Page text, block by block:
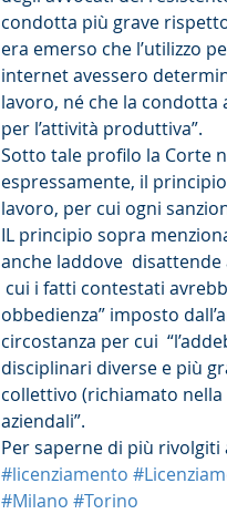
condotta più grave
era emerso che l’utilizzo
internet avessero
lavoro, né che la condotta
per l’attività produttiva”.
Sotto tale profilo la Corte
espressamente, il
lavoro, per cui ogni
IL principio sopra
anche laddove
cui i fatti contestati
obbedienza” imposto
circostanza per cui
disciplinari diverse e più
collettivo (richiamato
aziendali”.
Per saperne di più rivolgiti
#licenziamento
#Milano #Torino